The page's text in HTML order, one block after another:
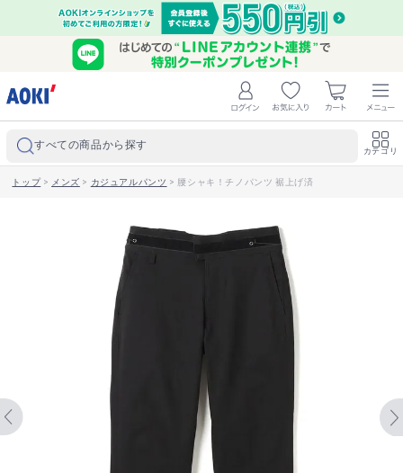
すべての商品から探す カテゴリ
トップ> メンズ > カジュアルパンツ > 腰シャキ！チノパンツ 裾上げ済